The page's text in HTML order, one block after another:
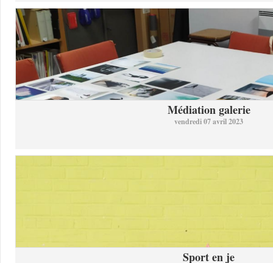
Médiation galerie
vendredi 07 avril 2023
Sport en je